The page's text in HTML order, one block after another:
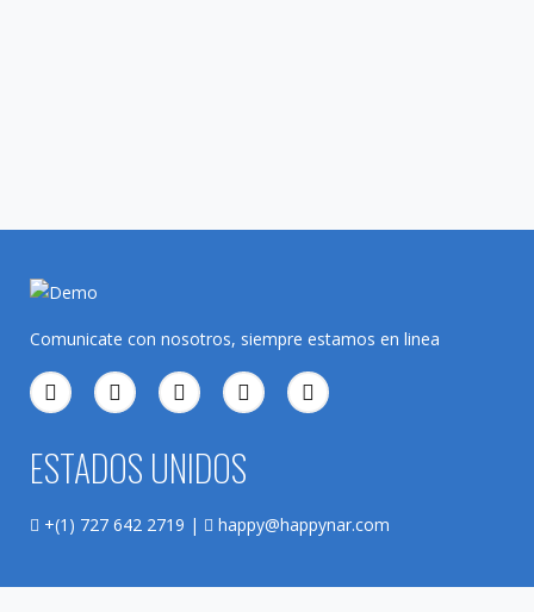
Comunicate con nosotros, siempre estamos en linea
ESTADOS UNIDOS
+(1) 727 642 2719 | happy@happynar.com